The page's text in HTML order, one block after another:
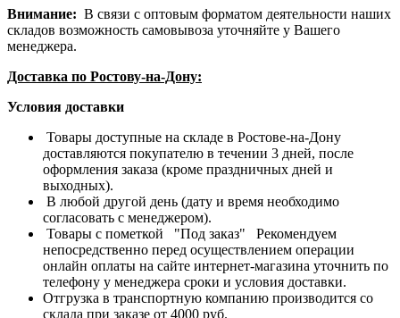
Внимание: В связи с оптовым форматом деятельности наших
складов возможность самовывоза уточняйте у Вашего
менеджера.
Доставка по Ростову-на-Дону:
Условия доставки
Товары доступные на складе в Ростове-на-Дону
доставляются покупателю в течении 3 дней, после
оформления заказа (кроме праздничных дней и
выходных).
В любой другой день (дату и время необходимо
согласовать с менеджером).
Товары с пометкой "Под заказ" Рекомендуем
непосредственно перед осуществлением операции
онлайн оплаты на сайте интернет-магазина уточнить по
телефону у менеджера сроки и условия доставки.
Отгрузка в транспортную компанию производится со
склада при заказе от 4000 руб.